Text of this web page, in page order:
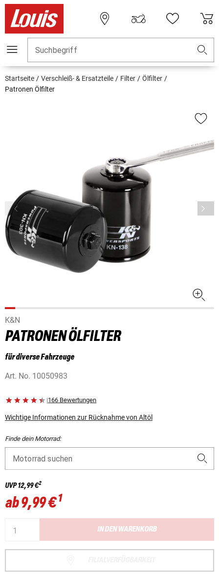
Suchbegriff
Startseite Verschleiß- & Ersatzteile Filter
Ölfilter
Patronen Ölfilter
K&N
PATRONEN ÖLFILTER
für diverse Fahrzeuge
Art. No. 10050983
|166 Bewertungen
Wichtige Informationen zur Rücknahme von Altöl
Finde dein Motorrad:
Motorrad suchen
UVP12,99 €2
ab9,99 €1
IN DEN WARENKORB